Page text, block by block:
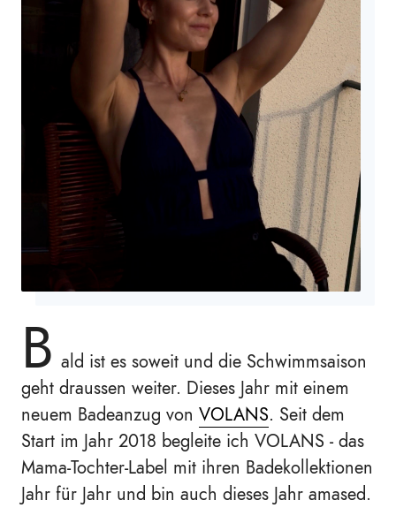
B ald ist es soweit und die Schwimmsaison
geht draussen weiter. Dieses Jahr mit einem
neuem Badeanzug von VOLANS. Seit dem
Start im Jahr 2018 begleite ich VOLANS - das
Mama-Tochter-Label mit ihren Badekollektionen
Jahr für Jahr und bin auch dieses Jahr amased.